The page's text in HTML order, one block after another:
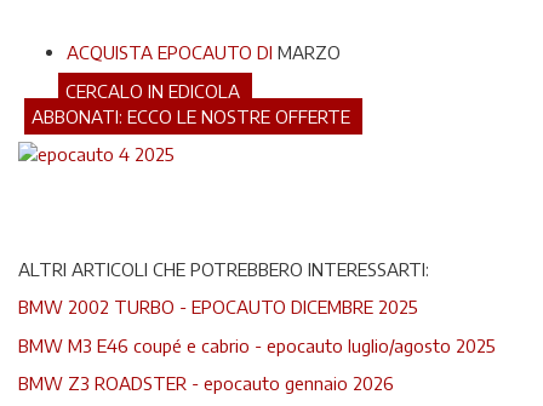
ACQUISTA EPOCAUTO DI MARZO
CERCALO IN EDICOLA
ABBONATI: ECCO LE NOSTRE OFFERTE
ALTRI ARTICOLI CHE POTREBBERO INTERESSARTI:
BMW 2002 TURBO - EPOCAUTO DICEMBRE 2025
BMW M3 E46 coupé e cabrio - epocauto luglio/agosto 2025
BMW Z3 ROADSTER - epocauto gennaio 2026